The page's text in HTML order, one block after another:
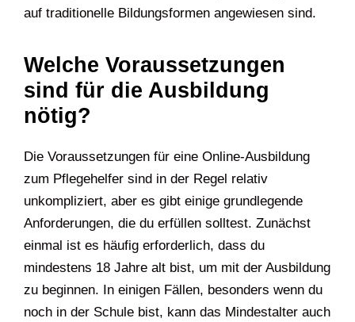
auf traditionelle Bildungsformen angewiesen sind.
Welche Voraussetzungen
sind für die Ausbildung
nötig?
Die Voraussetzungen für eine Online-Ausbildung
zum Pflegehelfer sind in der Regel relativ
unkompliziert, aber es gibt einige grundlegende
Anforderungen, die du erfüllen solltest. Zunächst
einmal ist es häufig erforderlich, dass du
mindestens 18 Jahre alt bist, um mit der Ausbildung
zu beginnen. In einigen Fällen, besonders wenn du
noch in der Schule bist, kann das Mindestalter auch